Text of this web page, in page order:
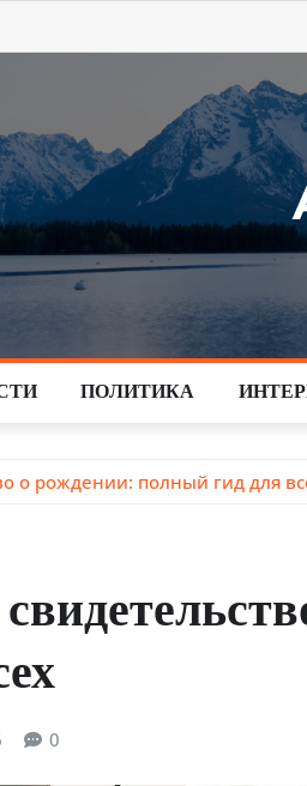
ПОЛИТИКА
о рождении: полный гид для
0